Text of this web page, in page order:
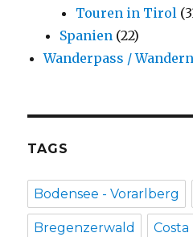
Touren in Tirol
Spanien (22)
Wanderpass /
TAGS
Bodensee - Vorarlberg
Bregenzerwald Costa